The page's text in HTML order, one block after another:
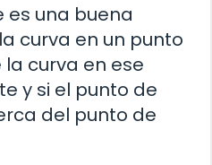
una buena
curva en un punto
curva en ese
y si el punto de
del punto de